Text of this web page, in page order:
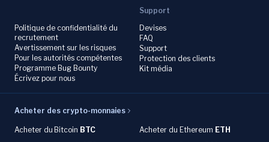
Politique de confidentialité du
recrutement
Avertissement sur les risques
Pour les autorités compétentes
Programme Bug Bounty
Écrivez pour nous
Support
Devises
FAQ
Support
Protection des clients
Kit média
Acheter des crypto-monnaies
Acheter du Bitcoin BTC Acheter du Ethereum ETH